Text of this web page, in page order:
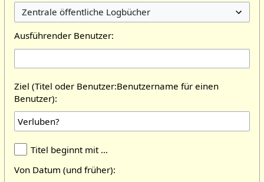
Ausführender Benutzer:
Ziel (Titel oder Benutzer:Benutzername für einen
Benutzer):
Titel beginnt mit …
Von Datum (und früher):